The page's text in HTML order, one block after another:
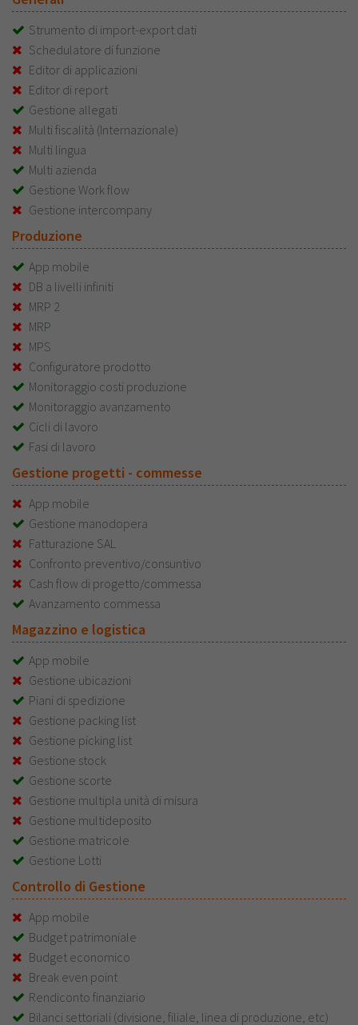
Strumento di import-export dati
Schedulatore di funzione
Editor di applicazioni
Editor di report
Gestione allegati
Multi fiscalità (Internazionale)
Multi lingua
Multi azienda
Gestione Work flow
Gestione intercompany
Produzione
App mobile
DB a livelli infiniti
MRP 2
MRP
MPS
Configuratore prodotto
Monitoraggio costi produzione
Monitoraggio avanzamento
Cicli di lavoro
Fasi di lavoro
Gestione progetti - commesse
App mobile
Gestione manodopera
Fatturazione SAL
Confronto preventivo/consuntivo
Cash flow di progetto/commessa
Avanzamento commessa
Magazzino e logistica
App mobile
Gestione ubicazioni
Piani di spedizione
Gestione packing list
Gestione picking list
Gestione stock
Gestione scorte
Gestione multipla unità di misura
Gestione multideposito
Gestione matricole
Gestione Lotti
Controllo di Gestione
App mobile
Budget patrimoniale
Budget economico
Break even point
Rendiconto finanziario
Bilanci settoriali (divisione, filiale, linea di produzione, etc)